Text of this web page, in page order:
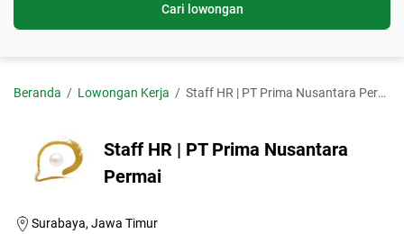
Cari lowongan
Beranda Lowongan Kerja Staff HR | PT Prima Nusantara Permai
Staff HR | PT Prima Nusantara
Permai
Surabaya, Jawa Timur